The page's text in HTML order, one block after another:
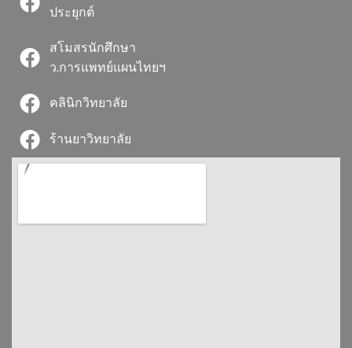
ประยุกต์
สโมสรนักศึกษา
ว.การแพทย์แผนไทยฯ
คลินิกวิทยาลัย
ร้านยาวิทยาลัย